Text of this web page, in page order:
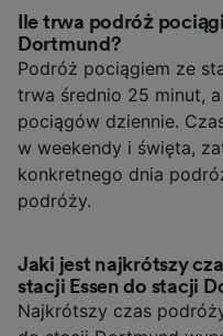
Ile trwa podróż
Dortmund?
Podróż pociągiem ze
trwa średnio 25 minut,
pociągów dziennie.
w weekendy i święta,
konkretnego dnia
podróży.
Jaki jest najkrótszy
stacji Essen do stacji
Najkrótszy czas